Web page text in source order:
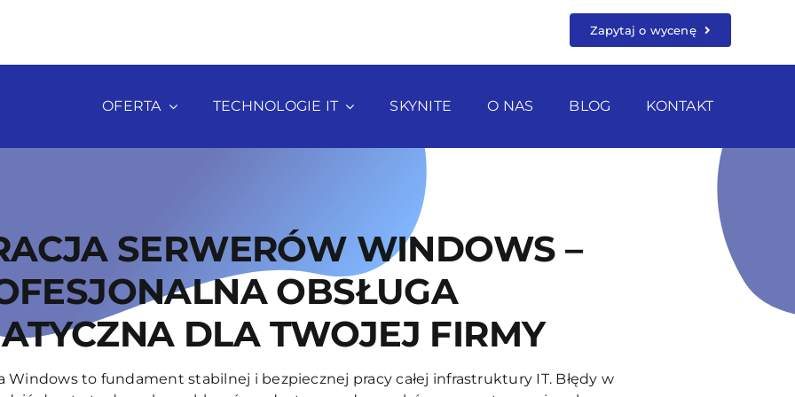
Zapytaj o wycenę
OFERTA TECHNOLOGIE IT SKYNITE O NAS BLOG KONTAKT
SERWERÓW WINDOWS –
OBSŁUGA
DLA TWOJEJ FIRMY
Windows to fundament stabilnej i bezpiecznej pracy całej infrastruktury IT. Błędy w